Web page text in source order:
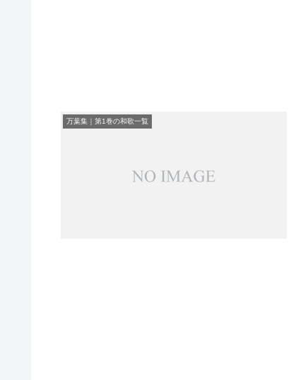
万葉集｜第1巻の和歌一覧